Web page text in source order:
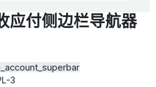
应付侧边栏导航器
3